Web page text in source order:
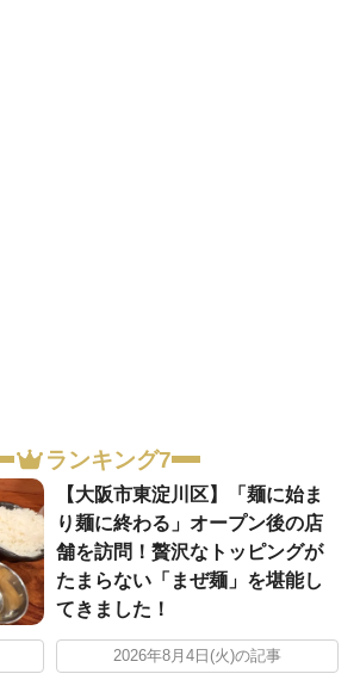
ランキング7
【大阪市東淀川区】「麺に始ま
り麺に終わる」オープン後の店
舗を訪問！贅沢なトッピングが
たまらない「まぜ麺」を堪能し
てきました！
2026年8月4日(火)の記事